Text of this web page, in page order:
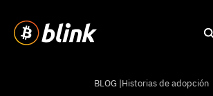
BLOG |Historias de adopción